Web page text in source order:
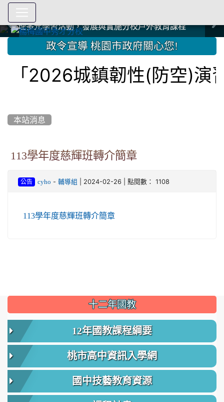
中國信託商業銀行 2023.04.22 愛傳球計畫
中國信託商業銀行 2023.04.22 愛傳球計畫
辦理多元學習活動，發展與實施分校戶外教育課程
辦理多元學習活動，發展與實施分校戶外教育課程
爭取社會資源，傳愛與溫暖：2024.3.19 桃園市家長會與桃
園女子美容商業童也工會義剪活動
爭取社會資源，傳愛與溫暖：2024.3.19 桃園市家長會與桃
園女子美容商業童也工會義剪活動
112學年度畢業學生與師長合照
112學年度畢業學生與師長合照
辦理多元學習活動，發展與實施分校戶外教育課程
辦理多元學習活動，發展與實施分校戶外教育課程
爭取社會資源，傳愛與溫暖：110.12.22 國際獅子會與本校
師生歲末感恩活動
爭取社會資源，傳愛與溫暖：110.12.22 國際獅子會與本校
師生歲末感恩活動
爭取社會資源，傳愛與溫暖：110.12.22 國際獅子會贈送本
校學生耶誕禮物
爭取社會資源，傳愛與溫暖：110.12.22 國際獅子會贈送本
校學生耶誕禮物
112.9.27參觀客家博覽會
112.9.27參觀客家博覽會
2023.12.27 國際獅子會贈送本校學生耶誕禮物
2023.12.27 國際獅子會贈送本校學生耶誕禮物
2023.12.27 國際獅子會贊助本校學生獎助學金
2023.12.27 國際獅子會贊助本校學生獎助學金
2023.12.27 聖誕感恩歌謠競賽；本校師生與國際獅子會獅
兄、師姐同樂
2023.12.27 聖誕感恩歌謠競賽；本校師生與國際獅子會獅
兄、師姐同樂
建置優質學習空間；合作互惠，建立良善公共關係
建置優質學習空間；合作互惠，建立良善公共關係
::: 政令宣導 桃園市政府關心您!
城鎮韌性(防空)演習
本站消息
113學年度慈輝班轉介簡章
公告 cyho - 輔導組 | 2024-02-26 | 點閱數： 1108
113學年度慈輝班轉介簡章
::: 十二年國教
12年國教課程綱要
桃市高中資訊入學網
國中技藝教育資源